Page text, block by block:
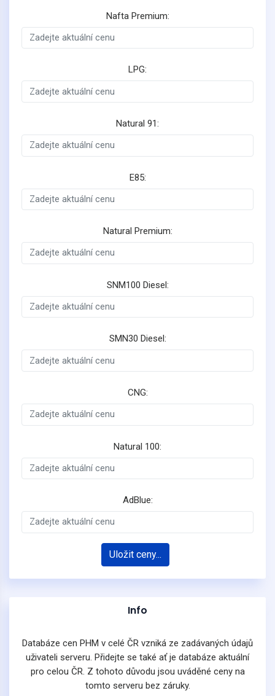
Nafta Premium:
LPG:
Natural 91:
E85:
Natural Premium:
SNM100 Diesel:
SMN30 Diesel:
CNG:
Natural 100:
AdBlue:
Uložit ceny...
Info
Databáze cen PHM v celé ČR vzniká ze zadávaných údajů
uživateli serveru. Přidejte se také ať je databáze aktuální
pro celou ČR. Z tohoto důvodu jsou uváděné ceny na
tomto serveru bez záruky.